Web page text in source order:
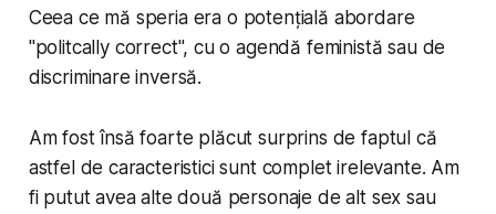
Ceea ce mă speria era o potențială abordare
"politcally correct", cu o agendă feministă sau de
discriminare inversă.
Am fost însă foarte plăcut surprins de faptul că
astfel de caracteristici sunt complet irelevante. Am
fi putut avea alte două personaje de alt sex sau